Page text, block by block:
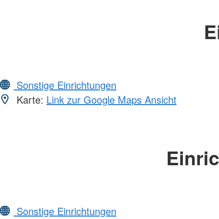
Sonstige Einrichtungen
Karte: Link zur Google Maps Ansicht
Sonstige Einrichtungen